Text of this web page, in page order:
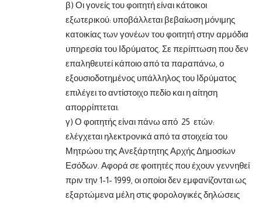
β) Οι γονείς του φοιτητή είναι κάτοικοι
εξωτερικού: υποβάλλεται βεβαίωση μόνιμης
κατοικίας των γονέων του φοιτητή στην αρμόδια
υπηρεσία του Ιδρύματος. Σε περίπτωση που δεν
επαληθευτεί κάποιο από τα παραπάνω, ο
εξουσιοδοτημένος υπάλληλος του Ιδρύματος
επιλέγει το αντίστοιχο πεδίο και η αίτηση
απορρίπτεται.
γ) Ο φοιτητής είναι πάνω από 25 ετών:
ελέγχεται ηλεκτρονικά από τα στοιχεία του
Μητρώου της Ανεξάρτητης Αρχής Δημοσίων
Εσόδων. Αφορά σε φοιτητές που έχουν γεννηθεί
πριν την 1-1- 1999, οι οποίοι δεν εμφανίζονται ως
εξαρτώμενα μέλη στις φορολογικές δηλώσεις